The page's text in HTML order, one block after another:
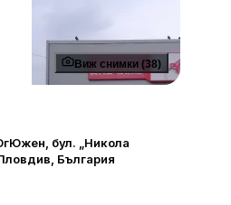
Виж снимки (38)
бул. „Никола
България